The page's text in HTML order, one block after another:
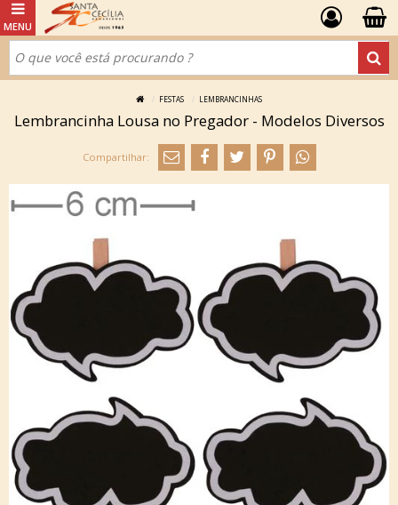
FESTAS LEMBRANCINHAS
Lembrancinha Lousa no Pregador - Modelos Diversos